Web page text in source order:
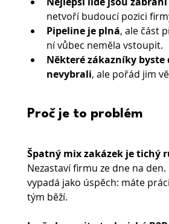
netvoří budoucí pozici
Pipeline je plná, ale část
ní vůbec neměla vstoupit.
Některé zákazníky byste
nevybrali, ale pořád jim
Proč je to problém
Špatný mix zakázek je tichý
Nezastaví firmu ze dne na
vypadá jako úspěch: máte
tým běží.